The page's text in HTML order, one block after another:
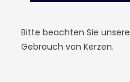
Bitte beachten Sie unsere
Gebrauch von Kerzen.